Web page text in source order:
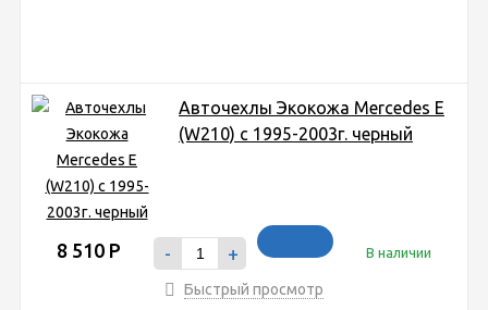
Авточехлы Экокожа Mercedes E
(W210) с 1995-2003г. черный
8 510 Р - + В наличии
Быстрый просмотр